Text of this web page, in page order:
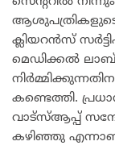
ആശുപത്രികളുടെ
ക്ലിയറൻസ്
മെഡിക്കൽ ലാബ്
കണ്ടെത്തി.
വാട്‌സ്ആപ്പ്
കഴിഞ്ഞു